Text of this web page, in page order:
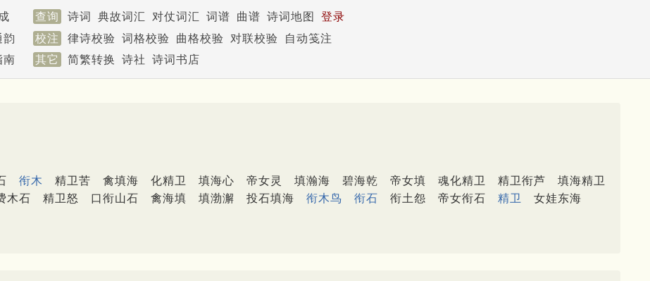
查询 诗词 典故词汇 对仗词汇 词谱 曲谱 诗词地图
登录
韵 校注 律诗校验 词格校验 曲格校验 对联校验
自动笺注
南 其它 简繁转换 诗社 诗词书店
衔木 精卫苦 禽填海 化精卫 填海心 帝女灵 填瀚海 碧海乾 帝女填 魂化精卫 精卫衔芦
填海精卫
木石 精卫怒 口衔山石 禽海填 填渤澥 投石填海 衔木鸟 衔石 衔土怨 帝女衔石 精卫
女娃东海